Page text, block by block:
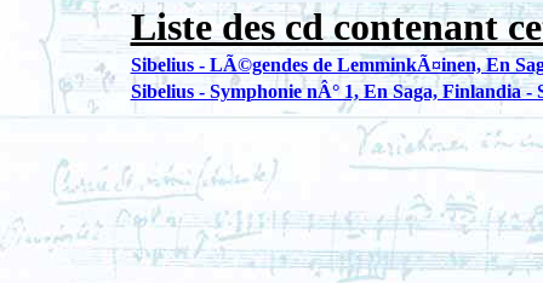
Liste des cd contenant
Sibelius - LÃ©gendes de LemminkÃ¤inen, En
Sibelius - Symphonie nÂ° 1, En Saga, Finlandia -